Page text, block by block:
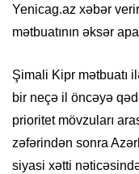
Yenicag.az xəbər
mətbuatının əksər
Şimali Kipr mətbuatı
bir neçə il öncəyə
prioritet mövzuları
zəfərindən sonra
siyasi xətti